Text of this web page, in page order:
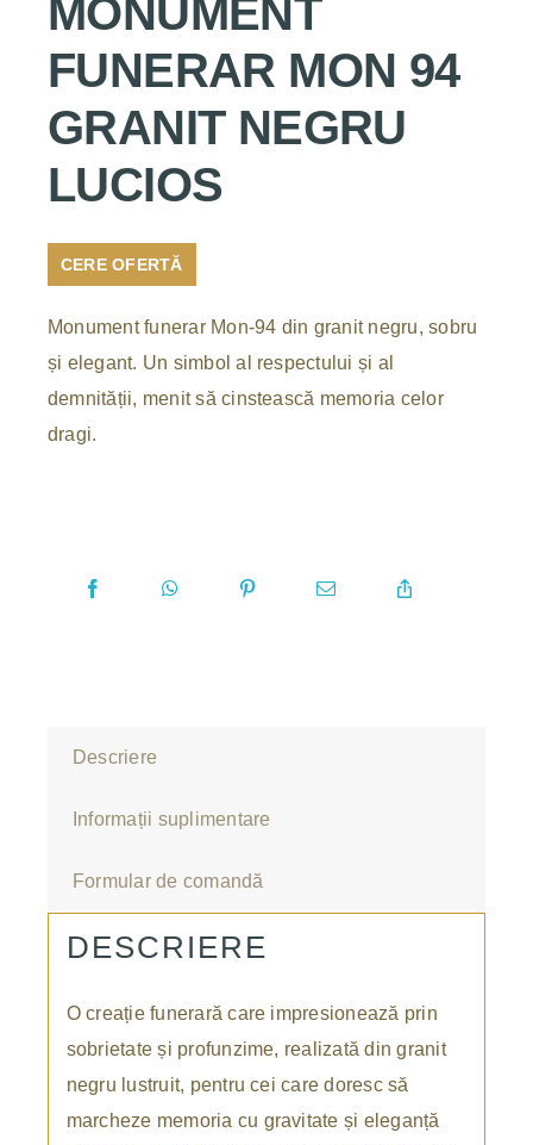
MONUMENT
FUNERAR MON 94
GRANIT NEGRU
LUCIOS
CERE OFERTĂ
Monument funerar Mon-94 din granit negru, sobru
și elegant. Un simbol al respectului și al
demnității, menit să cinstească memoria celor
dragi.
Descriere
Informații suplimentare
Formular de comandă
DESCRIERE
O creație funerară care impresionează prin
sobrietate și profunzime, realizată din granit
negru lustruit, pentru cei care doresc să
marcheze memoria cu gravitate și eleganță